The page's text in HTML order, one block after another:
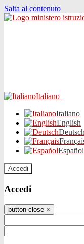
Salta al contenuto
Italiano
Italiano
English
Deutsch
Español
Accedi
Accedi
button close ×